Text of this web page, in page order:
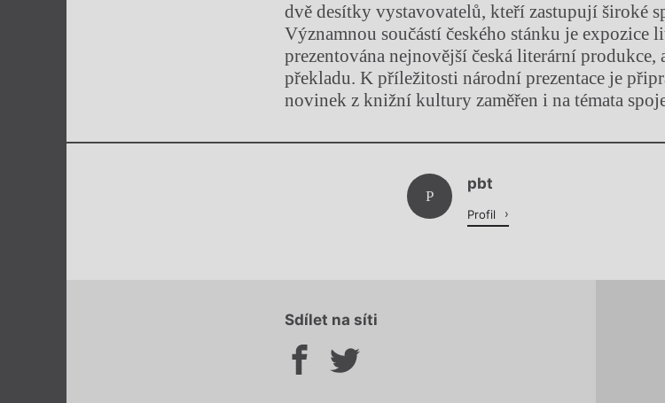
dvě desítky vystavovatelů, kteří zastupují široké
Významnou součástí českého stánku je expozice
prezentována nejnovější česká literární
překladu. K příležitosti národní prezentace je
novinek z knižní kultury zaměřen i na témata
Chviličku.
P
pbt
Profil
Sdílet na síti